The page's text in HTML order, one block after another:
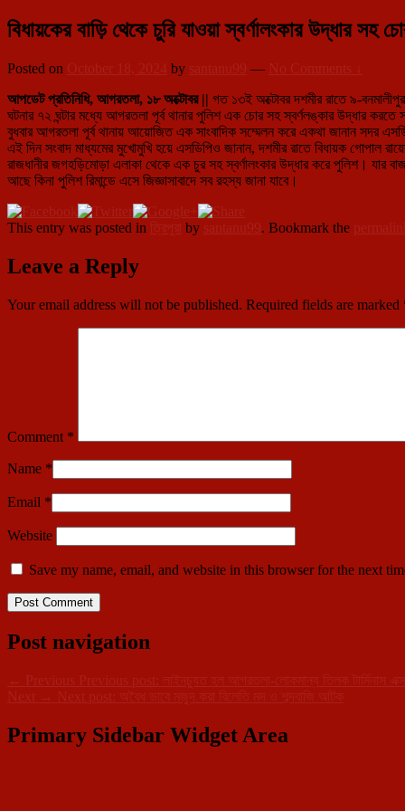
বিধায়কের বাড়ি থেকে চুরি যাওয়া স্বর্ণালংকার উদ্ধার
Posted on October 18, 2024 by santanu99 — No Comments ↓
আপডেট প্রতিনিধি, আগরতলা, ১৮ অক্টোবর || গত ১৩ই অক্টোবর দশমীর রাতে ৯-বনমালীপুর
ঘটনার ৭২ ঘন্টার মধ্যে আগরতলা পূর্ব থানার পুলিশ এক চোর সহ স্বর্ণলঙ্কার উদ্ধার করতে
বুধবার আগরতলা পূর্ব থানায় আয়োজিত এক সাংবাদিক সম্মেলন করে একথা জানান সদর
এই দিন সংবাদ মাধ্যমের মুখোমুখি হয়ে এসডিপিও জানান, দশমীর রাতে বিধায়ক গোপাল
রাজধানীর জগহড়িমোড়া এলাকা থেকে এক চুর সহ স্বর্ণালংকার উদ্ধার করে পুলিশ। যার
আছে কিনা পুলিশ রিমান্ডে এসে জিজ্ঞাসাবাদে সব রহস্য জানা যাবে।
This entry was posted in ত্রিপুরা by santanu99. Bookmark the
Leave a Reply
Your email address will not be published. Required fields are marked
Comment *
Name *
Email *
Website
Save my name, email, and website in this browser for the next
Post navigation
← Previous Previous post:
লাইনচ্যুত হল আগরতলা-লোকমান্য তিলক টার্মিনাস
Next → Next post: অবৈধ ভাবে মজুদ করা বিলেতি মদ ও শব্দবাজি আটক
Primary Sidebar Widget Area